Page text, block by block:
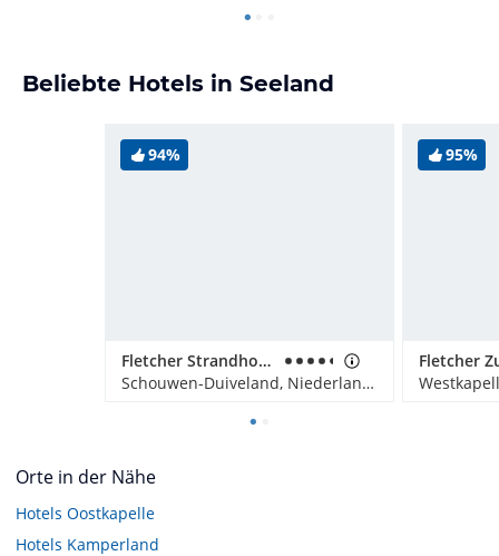
Beliebte Hotels in Seeland
94%
Fletcher Strandhotel Haamstede
Schouwen-Duiveland, Niederlande
95%
Orte in der Nähe
Hotels Oostkapelle
Hotels Kamperland